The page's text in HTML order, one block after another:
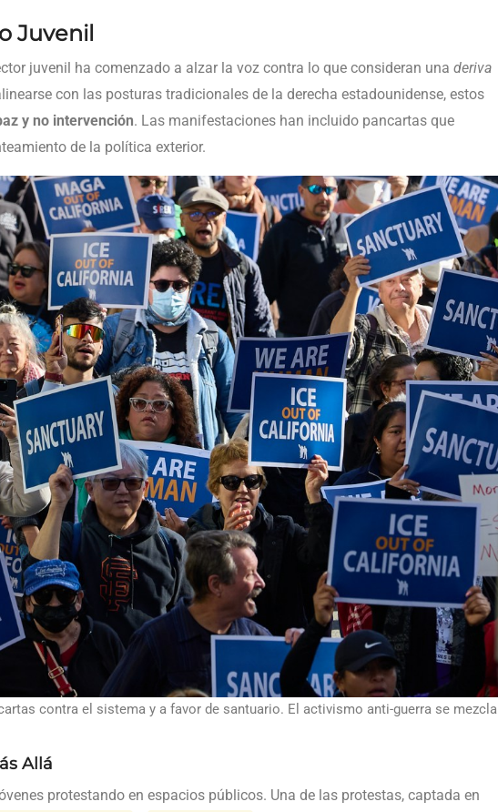
Juvenil
juvenil ha comenzado a alzar la voz contra lo que consideran una deriva
con las posturas tradicionales de la derecha estadounidense, estos
y no intervención. Las manifestaciones han incluido pancartas que
de la política exterior.
contra el sistema y a favor de santuario. El activismo anti-guerra se mezcla
Allá
protestando en espacios públicos. Una de las protestas, captada en